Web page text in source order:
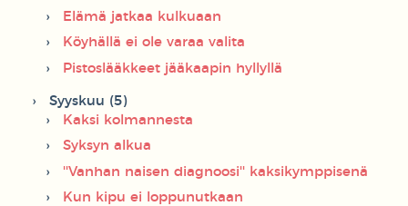
Elämä jatkaa kulkuaan
Köyhällä ei ole varaa valita
Pistoslääkkeet jääkaapin hyllyllä
Syyskuu (5)
Kaksi kolmannesta
Syksyn alkua
''Vanhan naisen diagnoosi'' kaksikymppisenä
Kun kipu ei loppunutkaan